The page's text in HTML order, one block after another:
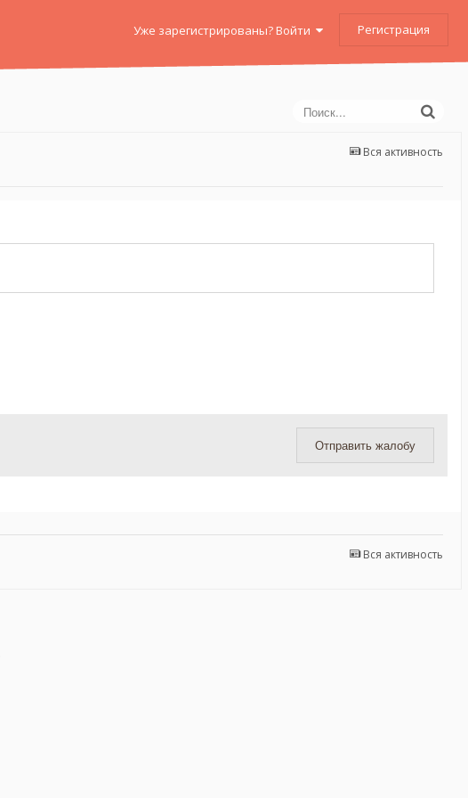
Уже зарегистрированы? Войти Регистрация
Вся активность
Отправить жалобу
Вся активность